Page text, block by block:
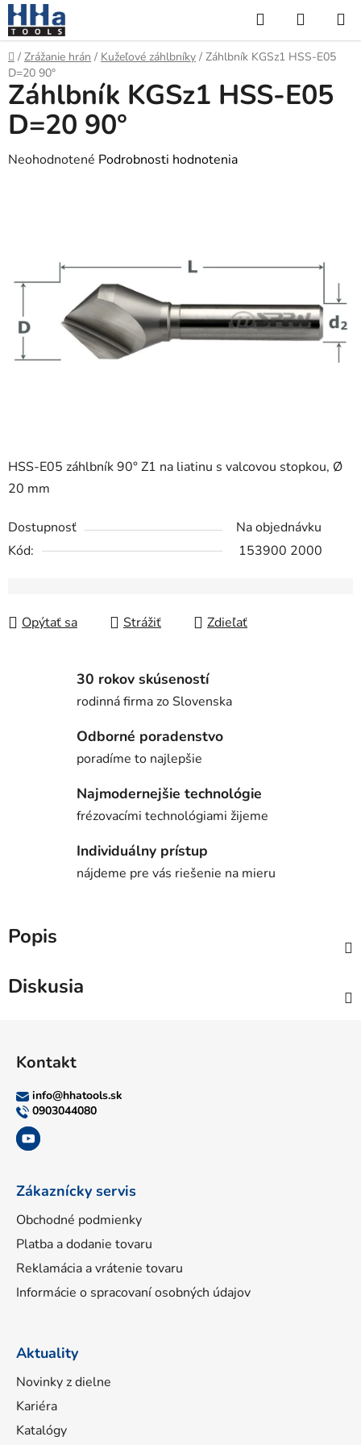
Prejsť
na
obsah
Hľadať
KOŠÍK
Domov
/ Zrážanie hrán / Kužeľové záhlbníky / Záhlbník KGSz1 HSS-E05
D=20 90°
HSS-E05 záhlbník 90° Z1 na liatinu s valcovou stopkou, Ø
20 mm
Dostupnosť
Na objednávku
Kód:
153900 2000
Opýtať sa Strážiť Zdieľať
Záhlbník KGSz1 HSS-E05
D=20 90°
Priemerné
hviezdičiek.
Neohodnotené Podrobnosti hodnotenia
30 rokov skúseností
rodinná firma zo Slovenska
Odborné poradenstvo
poradíme to najlepšie
Najmodernejšie technológie
frézovacími technológiami žijeme
Individuálny prístup
nájdeme pre vás riešenie na mieru
Popis
Diskusia
Kontakt
info@hhatools.sk
0903044080
Zákaznícky servis
Obchodné podmienky
Platba a dodanie tovaru
Reklamácia a vrátenie tovaru
Informácie o spracovaní osobných údajov
Aktuality
Novinky z dielne
Kariéra
Katalógy